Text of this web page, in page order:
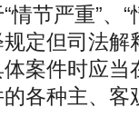
节严重”、
定但司法解
案件时应当
各种主、客